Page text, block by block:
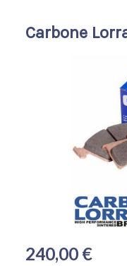
Carbone
240,00 €